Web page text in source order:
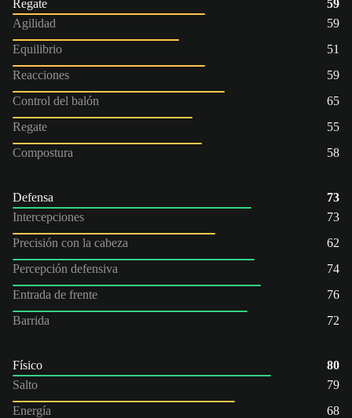
Regate
59
Agilidad
59
Equilibrio
51
Reacciones
59
Control del balón
65
Regate
55
Compostura
58
Defensa
73
Intercepciones
73
Precisión con la cabeza
62
Percepción defensiva
74
Entrada de frente
76
Barrida
72
Físico
80
Salto
79
Energía
68